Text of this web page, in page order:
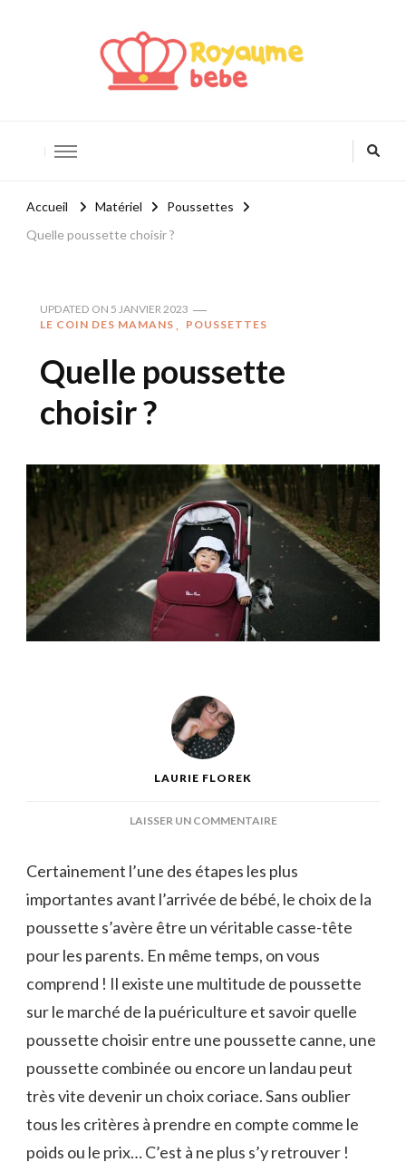
Accueil Matériel
Poussettes
Quelle poussette choisir ?
UPDATED ON 5 JANVIER 2023
LE COIN DES MAMANS
POUSSETTES
Quelle poussette
choisir ?
LAURIE FLOREK
LAISSER UN COMMENTAIRESUR
CHOISIR
Certainement l’une des étapes les plus
importantes avant l’arrivée de bébé, le choix de la
poussette s’avère être un véritable casse-tête
pour les parents. En même temps, on vous
comprend ! Il existe une multitude de poussette
sur le marché de la puériculture et savoir quelle
poussette choisir entre une poussette canne, une
poussette combinée ou encore un landau peut
très vite devenir un choix coriace. Sans oublier
tous les critères à prendre en compte comme le
poids ou le prix… C’est à ne plus s’y retrouver !